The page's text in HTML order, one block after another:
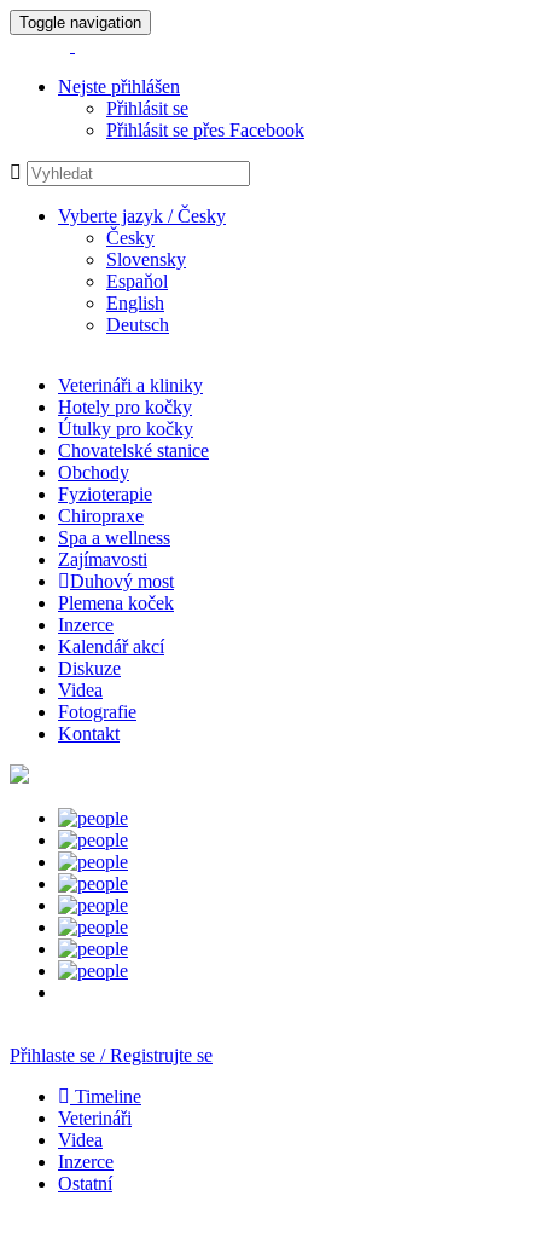
Toggle navigation
Nejste přihlášen
Přihlásit se
Přihlásit se přes Facebook
Vyberte jazyk / Česky
Česky
Slovensky
Espaňol
English
Deutsch
Veterináři a kliniky
Hotely pro kočky
Útulky pro kočky
Chovatelské stanice
Obchody
Fyzioterapie
Chiropraxe
Spa a wellness
Zajímavosti
Duhový most
Plemena koček
Inzerce
Kalendář akcí
Diskuze
Videa
Fotografie
Kontakt
Přihlaste se / Registrujte se
Timeline
Veterináři
Videa
Inzerce
Ostatní